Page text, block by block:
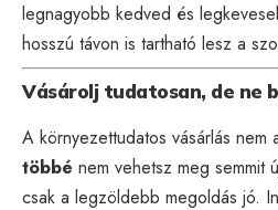
legnagyobb kedved és
hosszú távon is tartható lesz a
Vásárolj tudatosan, de ne
A környezettudatos vásárlás nem
többé nem vehetsz meg semmit
csak a legzöldebb megoldás jó.